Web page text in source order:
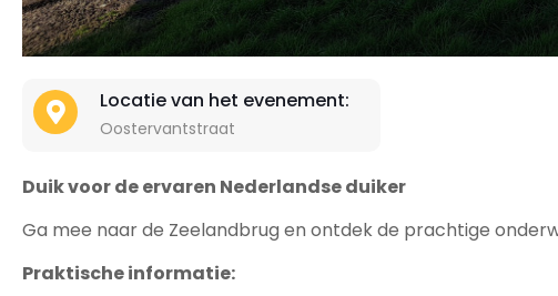
Locatie van het evenement:
Oostervantstraat
Duik voor de ervaren Nederlandse duiker
Ga mee naar de Zeelandbrug en ontdek de prachtige
Praktische informatie: